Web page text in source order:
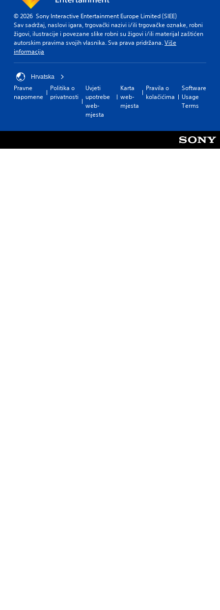
© 2026 Sony Interactive Entertainment Europe Limited (SIEE)
Sav sadržaj, naslovi igara, trgovački nazivi i/ili trgovačke oznake, robni
žigovi, ilustracije i povezane slike robni su žigovi i/ili materijal zaštićen
autorskim pravima svojih vlasnika. Sva prava pridržana.Više
informacija
Hrvatska
Pravne
napomene
Politika o
privatnosti
Uvjeti
upotrebe
web-
mjesta
Karta
web-
mjesta
Pravila o
kolačićima
Software
Usage
Terms